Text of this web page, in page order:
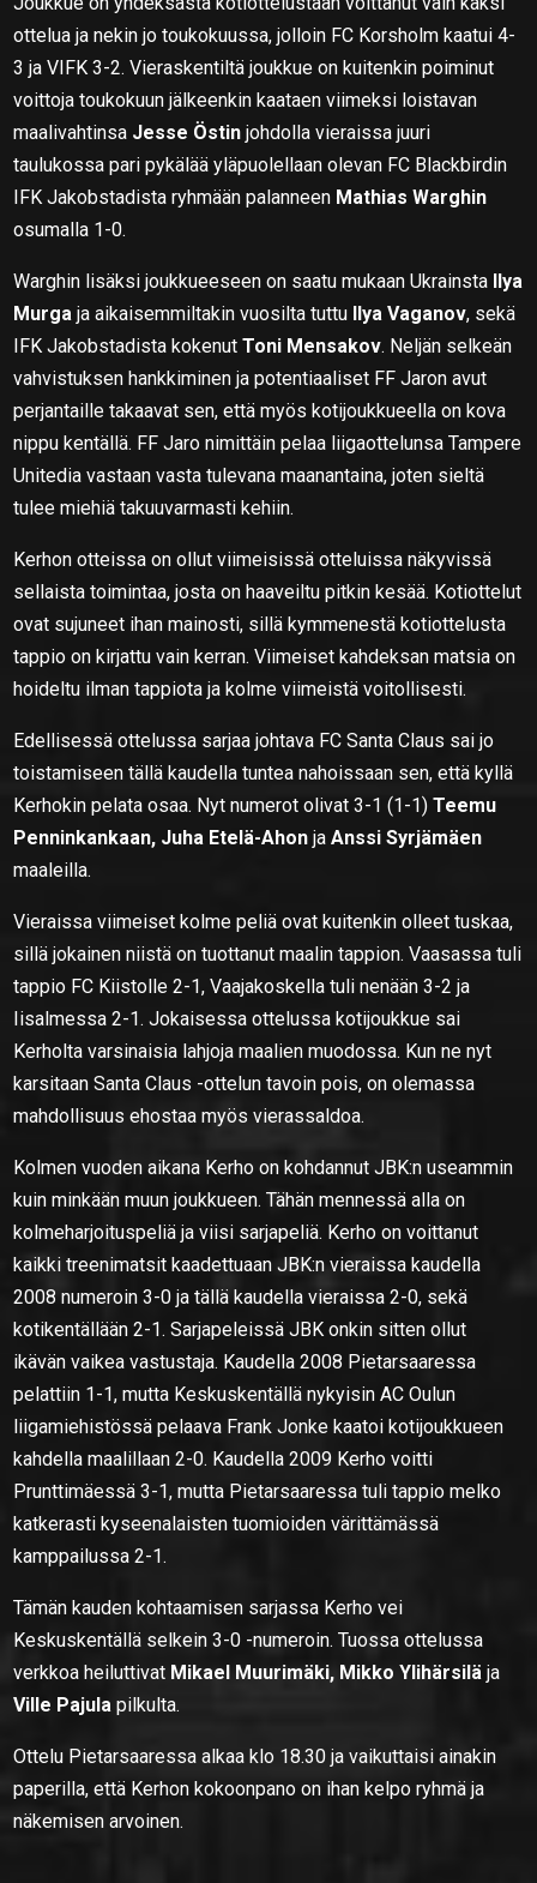
ottelua ja nekin jo toukokuussa, jolloin FC Korsholm kaatui 4-
3 ja VIFK 3-2. Vieraskentiltä joukkue on kuitenkin poiminut
voittoja toukokuun jälkeenkin kaataen viimeksi loistavan
maalivahtinsa Jesse Östin johdolla vieraissa juuri
taulukossa pari pykälää yläpuolellaan olevan FC Blackbirdin
IFK Jakobstadista ryhmään palanneen Mathias Warghin
osumalla 1-0.
Warghin lisäksi joukkueeseen on saatu mukaan Ukrainsta Ilya
Murga ja aikaisemmiltakin vuosilta tuttu Ilya Vaganov, sekä
IFK Jakobstadista kokenutToni Mensakov. Neljän selkeän
vahvistuksen hankkiminen ja potentiaaliset FF Jaron avut
perjantaille takaavat sen, että myös kotijoukkueella on kova
nippu kentällä. FF Jaro nimittäin pelaa liigaottelunsa Tampere
Unitedia vastaan vasta tulevana maanantaina, joten sieltä
tulee miehiä takuuvarmasti kehiin.
Kerhon otteissa on ollut viimeisissä otteluissa näkyvissä
sellaista toimintaa, josta on haaveiltu pitkin kesää. Kotiottelut
ovat sujuneet ihan mainosti, sillä kymmenestä kotiottelusta
tappio on kirjattu vain kerran. Viimeiset kahdeksan matsia on
hoideltu ilman tappiota ja kolme viimeistä voitollisesti.
Edellisessä ottelussa sarjaa johtava FC Santa Claus sai jo
toistamiseen tällä kaudella tuntea nahoissaan sen, että kyllä
Kerhokin pelata osaa. Nyt numerot olivat 3-1 (1-1)Teemu
Penninkankaan, Juha Etelä-Ahon jaAnssi Syrjämäen
maaleilla.
Vieraissa viimeiset kolme peliä ovat kuitenkin olleet tuskaa,
sillä jokainen niistä on tuottanut maalin tappion. Vaasassa tuli
tappio FC Kiistolle 2-1, Vaajakoskella tuli nenään 3-2 ja
Iisalmessa 2-1. Jokaisessa ottelussa kotijoukkue sai
Kerholta varsinaisia lahjoja maalien muodossa. Kun ne nyt
karsitaan Santa Claus -ottelun tavoin pois, on olemassa
mahdollisuus ehostaa myös vierassaldoa.
Kolmen vuoden aikana Kerho on kohdannut JBK:n useammin
kuin minkään muun joukkueen. Tähän mennessä alla on
kolmeharjoituspeliä ja viisi sarjapeliä. Kerho on voittanut
kaikki treenimatsit kaadettuaan JBK:n vieraissa kaudella
2008 numeroin 3-0 ja tällä kaudella vieraissa 2-0, sekä
kotikentällään 2-1. Sarjapeleissä JBK onkin sitten ollut
ikävän vaikea vastustaja. Kaudella 2008 Pietarsaaressa
pelattiin 1-1, mutta Keskuskentällä nykyisin AC Oulun
liigamiehistössä pelaava Frank Jonke kaatoi kotijoukkueen
kahdella maalillaan 2-0. Kaudella 2009 Kerho voitti
Prunttimäessä 3-1, mutta Pietarsaaressa tuli tappio melko
katkerasti kyseenalaisten tuomioiden värittämässä
kamppailussa 2-1.
Tämän kauden kohtaamisen sarjassa Kerho vei
Keskuskentällä selkein 3-0 -numeroin. Tuossa ottelussa
verkkoa heiluttivat Mikael Muurimäki, Mikko Ylihärsilä ja
Ville Pajula pilkulta.
Ottelu Pietarsaaressa alkaa klo 18.30 ja vaikuttaisi ainakin
paperilla, että Kerhon kokoonpano on ihan kelpo ryhmä ja
näkemisen arvoinen.